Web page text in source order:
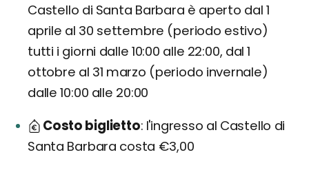
Castello di Santa Barbara è aperto dal 1
aprile al 30 settembre (periodo estivo)
tutti i giorni dalle 10:00 alle 22:00, dal 1
ottobre al 31 marzo (periodo invernale)
dalle 10:00 alle 20:00
Costo biglietto l'ingresso al Castello di
Santa Barbara costa €3,00